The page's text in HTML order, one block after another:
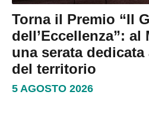
Torna il Premio “Il
dell’Eccellenza”: al
una serata
del territorio
5 AGOSTO 2026